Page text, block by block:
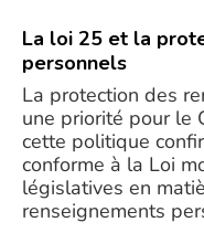
La loi 25 et la
personnels
La protection des
une priorité pour le
cette politique
conforme à la Loi
législatives en
renseignements